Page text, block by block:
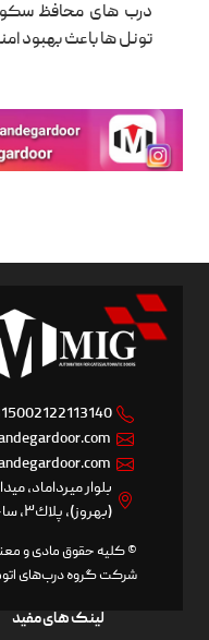
درب های محافظ سکو
تونل ها باعث بهبود
02122113140
بلوار ميرداماد،
(بهروز)، پلاك٣، ساختمان مادر، واحد 4
© کلیه حقوق مادی و
شرکت گروه درب‌های
لینک های مفید